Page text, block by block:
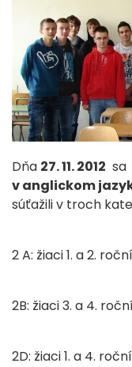
Dňa 27. 11. 2012 sa
v anglickom
súťažili v troch
2 A: žiaci 1. a 2.
2B: žiaci 3. a 4.
2D: žiaci 1. a 4.